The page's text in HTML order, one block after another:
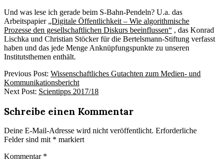
Und was lese ich gerade beim S-Bahn-Pendeln? U.a. das
Arbeitspapier „Digitale Öffentlichkeit – Wie algorithmische
Prozesse den gesellschaftlichen Diskurs beeinflussen“ , das Konrad
Lischka und Christian Stöcker für die Bertelsmann-Stiftung verfasst
haben und das jede Menge Anknüpfungspunkte zu unseren
Institutsthemen enthält.
2017-
07-
15
Previous Post: Wissenschaftliches Gutachten zum Medien- und
Kommunikationsbericht
Next Post: Scientipps 2017/18
Schreibe einen Kommentar
Deine E-Mail-Adresse wird nicht veröffentlicht. Erforderliche
Felder sind mit * markiert
Kommentar *